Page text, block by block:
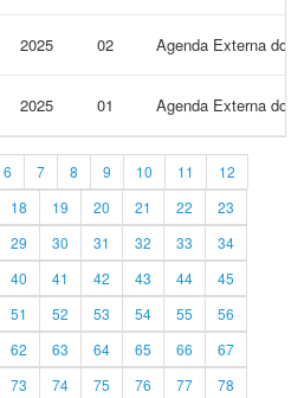
2025 02 Agenda Externa do
2025 01 Agenda Externa do
6 7 8 9 10 11
12
18 19 20 21 22
23
29 30 31 32 33
34
40 41 42 43 44
45
51 52 53 54 55
56
62 63 64 65 66
67
73 74 75 76 77 78